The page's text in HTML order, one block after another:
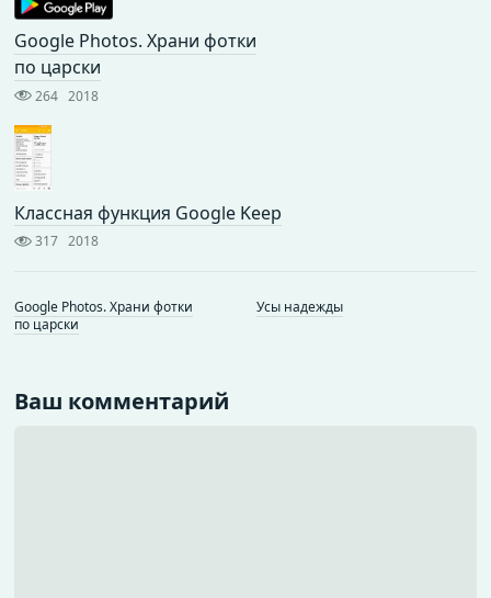
Google Photos. Храни фотки
по царски
264 2018
Классная функция Google Keep
317 2018
Google Photos. Храни фотки
по царски
Усы надежды
Ваш комментарий